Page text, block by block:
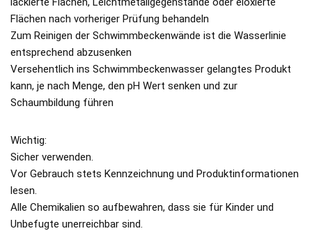
Flächen nach vorheriger Prüfung behandeln
Zum Reinigen der Schwimmbeckenwände ist die Wasserlinie
entsprechend abzusenken
Versehentlich ins Schwimmbeckenwasser gelangtes Produkt
kann, je nach Menge, den pH Wert senken und zur
Schaumbildung führen
Wichtig:
Sicher verwenden.
Vor Gebrauch stets Kennzeichnung und Produktinformationen
lesen.
Alle Chemikalien so aufbewahren, dass sie für Kinder und
Unbefugte unerreichbar sind.